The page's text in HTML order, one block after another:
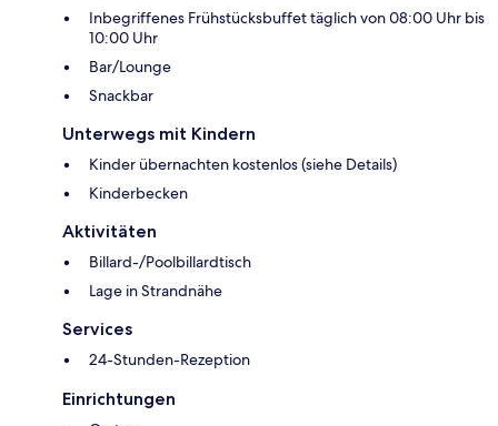
Inbegriffenes Frühstücksbuffet täglich von 08:00 Uhr bis
10:00 Uhr
Bar/Lounge
Snackbar
Unterwegs mit Kindern
Kinder übernachten kostenlos (siehe Details)
Kinderbecken
Aktivitäten
Billard-/Poolbillardtisch
Lage in Strandnähe
Services
24-Stunden-Rezeption
Einrichtungen